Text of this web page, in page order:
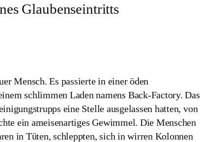
Glaubenseintritts
Mensch. Es passierte in einer öden
schlimmen Laden namens Back-Factory. Das
eine Stelle ausgelassen hatten, von
ein ameisenartiges Gewimmel. Die Menschen
in Tüten, schleppten, sich in wirren Kolonnen